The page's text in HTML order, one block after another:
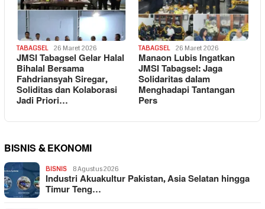
TABAGSEL 26 Maret 2026
JMSI Tabagsel Gelar Halal
Bihalal Bersama
Fahdriansyah Siregar,
Soliditas dan Kolaborasi
Jadi Priori…
TABAGSEL 26 Maret 2026
Manaon Lubis Ingatkan
JMSI Tabagsel: Jaga
Solidaritas dalam
Menghadapi Tantangan
Pers
BISNIS & EKONOMI
BISNIS 8 Agustus 2026
Industri Akuakultur Pakistan, Asia Selatan hingga
Timur Teng…